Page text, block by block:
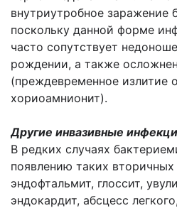
внутриутробное заражение
поскольку данной форме
часто сопутствует
рождении, а также
(преждевременное излитие
хориоамнионит).
Другие инвазивные
В редких случаях
появлению таких
эндофтальмит, глоссит,
эндокардит, абсцесс